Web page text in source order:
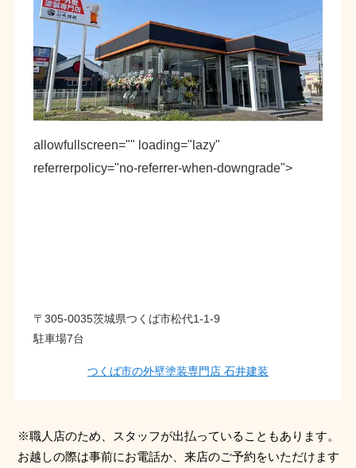
allowfullscreen="" loading="lazy"
referrerpolicy="no-referrer-when-downgrade">
〒305-0035茨城県つくば市松代1-1-9
駐車場7台
つくば市の外壁塗装専門店 石井建装
※職人店のため、スタッフが出払っていることもあります。
お越しの際は事前にお電話か、来店のご予約をいただけます